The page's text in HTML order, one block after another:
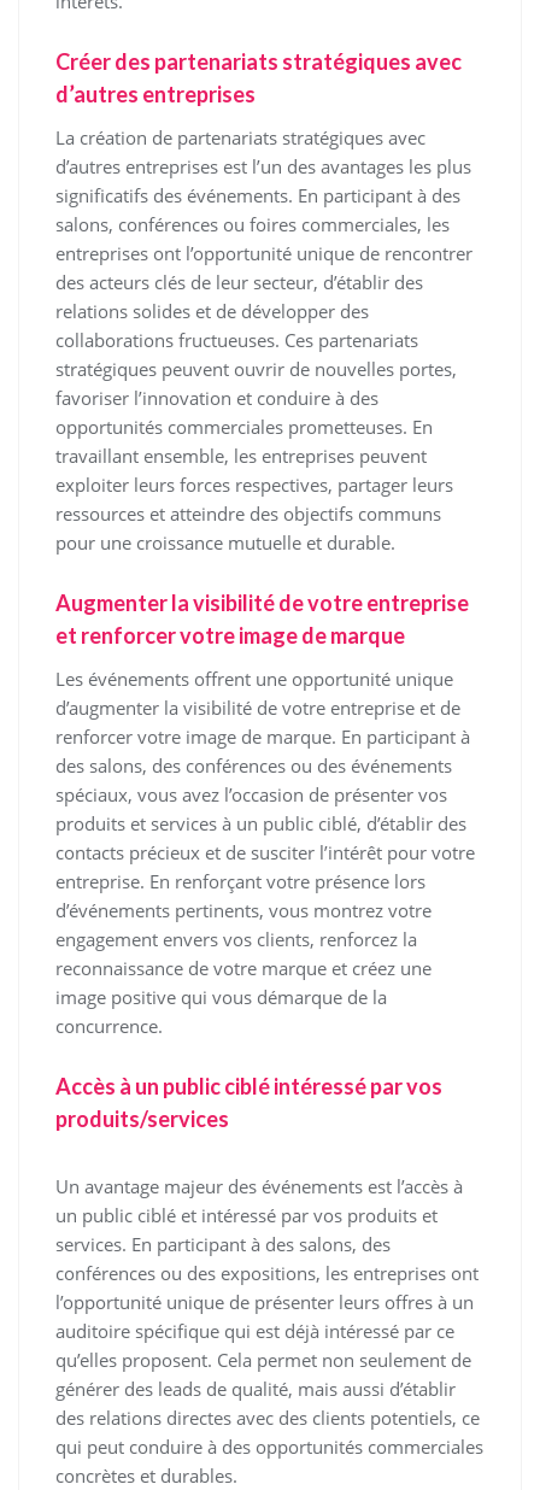
Créer des partenariats stratégiques avec
d’autres entreprises
La création de partenariats stratégiques avec
d’autres entreprises est l’un des avantages les plus
significatifs des événements. En participant à des
salons, conférences ou foires commerciales, les
entreprises ont l’opportunité unique de rencontrer
des acteurs clés de leur secteur, d’établir des
relations solides et de développer des
collaborations fructueuses. Ces partenariats
stratégiques peuvent ouvrir de nouvelles portes,
favoriser l’innovation et conduire à des
opportunités commerciales prometteuses. En
travaillant ensemble, les entreprises peuvent
exploiter leurs forces respectives, partager leurs
ressources et atteindre des objectifs communs
pour une croissance mutuelle et durable.
Augmenter la visibilité de votre entreprise
et renforcer votre image de marque
Les événements offrent une opportunité unique
d’augmenter la visibilité de votre entreprise et de
renforcer votre image de marque. En participant à
des salons, des conférences ou des événements
spéciaux, vous avez l’occasion de présenter vos
produits et services à un public ciblé, d’établir des
contacts précieux et de susciter l’intérêt pour votre
entreprise. En renforçant votre présence lors
d’événements pertinents, vous montrez votre
engagement envers vos clients, renforcez la
reconnaissance de votre marque et créez une
image positive qui vous démarque de la
concurrence.
Accès à un public ciblé intéressé par vos
produits/services
Un avantage majeur des événements est l’accès à
un public ciblé et intéressé par vos produits et
services. En participant à des salons, des
conférences ou des expositions, les entreprises ont
l’opportunité unique de présenter leurs offres à un
auditoire spécifique qui est déjà intéressé par ce
qu’elles proposent. Cela permet non seulement de
générer des leads de qualité, mais aussi d’établir
des relations directes avec des clients potentiels, ce
qui peut conduire à des opportunités commerciales
concrètes et durables.